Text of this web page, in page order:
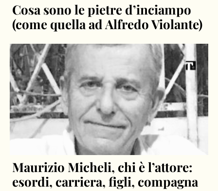
Cosa sono le pietre d’inciampo
(come quella ad Alfredo Violante)
Maurizio Micheli, chi è l’attore:
esordi, carriera, figli, compagna